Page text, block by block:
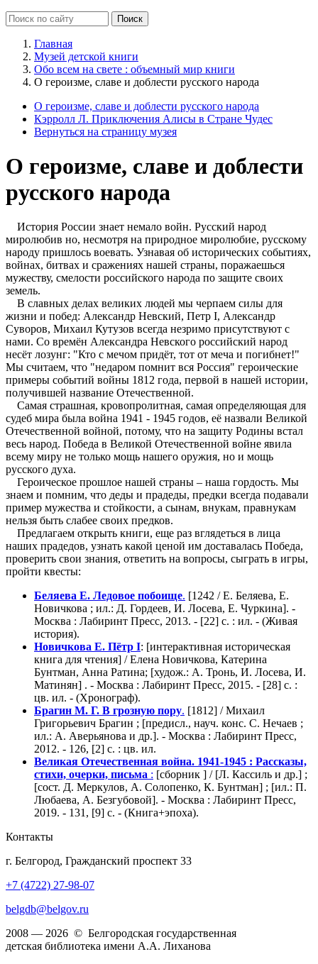
Главная
Музей детской книги
Обо всем на свете : объемный мир книги
О героизме, славе и доблести русского народа
О героизме, славе и доблести русского народа
Кэрролл Л. Приключения Алисы в Стране Чудес
Вернуться на страницу музея
О героизме, славе и доблести
русского народа
История России знает немало войн. Русский народ
миролюбив но, несмотря на природное миролюбие, русскому
народу пришлось воевать. Узнавая об исторических событиях,
войнах, битвах и сражениях нашей страны, поражаешься
мужеству, смелости российского народа по защите своих
земель.
В славных делах великих людей мы черпаем силы для
жизни и побед: Александр Невский, Петр I, Александр
Суворов, Михаил Кутузов всегда незримо присутствуют с
нами. Со времён Александра Невского российский народ
несёт лозунг: "Кто с мечом придёт, тот от меча и погибнет!"
Мы считаем, что "недаром помнит вся Россия" героические
примеры событий войны 1812 года, первой в нашей истории,
получившей название Отечественной.
Самая страшная, кровопролитная, самая определяющая для
судеб мира была война 1941 - 1945 годов, её назвали Великой
Отечественной войной, потому, что на защиту Родины встал
весь народ. Победа в Великой Отечественной войне явила
всему миру не только мощь нашего оружия, но и мощь
русского духа.
Героическое прошлое нашей страны – наша гордость. Мы
знаем и помним, что деды и прадеды, предки всегда подавали
пример мужества и стойкости, а сынам, внукам, правнукам
нельзя быть слабее своих предков.
Предлагаем открыть книги, еще раз вглядеться в лица
наших прадедов, узнать какой ценой им доставалась Победа,
проверить свои знания, ответить на вопросы, сыграть в игры,
пройти квесты:
Беляева Е. Ледовое побоище. [1242 / Е. Беляева, Е.
Новичкова ; ил.: Д. Гордеев, И. Лосева, Е. Чуркина]. -
Москва : Лабиринт Пресс, 2013. - [22] с. : ил. - (Живая
история).
Новичкова Е. Пётр I: [интерактивная историческая
книга для чтения] / Елена Новичкова, Катерина
Бунтман, Анна Ратина; [худож.: А. Тронь, И. Лосева, И.
Матинян] . - Москва : Лабиринт Пресс, 2015. - [28] с. :
цв. ил. - (Хронограф).
Брагин М. Г. В грозную пору. [1812] / Михаил
Григорьевич Брагин ; [предисл., науч. конс. С. Нечаев ;
ил.: А. Аверьянова и др.]. - Москва : Лабиринт Пресс,
2012. - 126, [2] с. : цв. ил.
Великая Отечественная война. 1941-1945 : Рассказы,
стихи, очерки, письма : [сборник ] / [Л. Кассиль и др.] ;
[сост. Д. Меркулов, А. Солопенко, К. Бунтман] ; [ил.: П.
Любаева, А. Безгубовой]. - Москва : Лабиринт Пресс,
2019. - 131, [9] с. - (Книга+эпоха).
Контакты
г. Белгород, Гражданский проспект 33
+7 (4722) 27-98-07
belgdb@belgov.ru
2008 — 2026 © Белгородская государственная
детская библиотека имени А.А. Лиханова